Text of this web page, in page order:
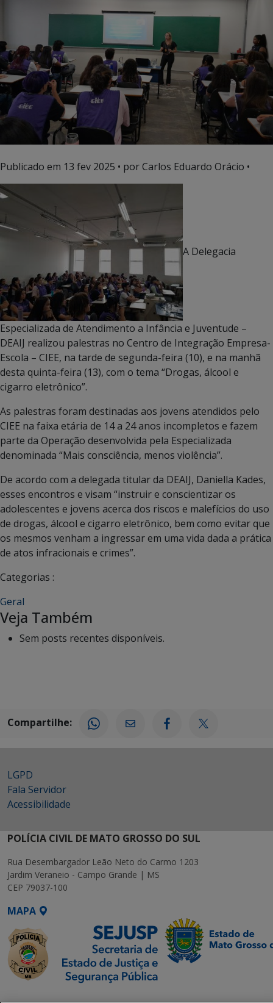
Publicado em 13 fev 2025 • por Carlos Eduardo Orácio •
A Delegacia
Especializada de Atendimento a Infância e Juventude –
DEAIJ realizou palestras no Centro de Integração Empresa-
Escola – CIEE, na tarde de segunda-feira (10), e na manhã
desta quinta-feira (13), com o tema “Drogas, álcool e
cigarro eletrônico”.
As palestras foram destinadas aos jovens atendidos pelo
CIEE na faixa etária de 14 a 24 anos incompletos e fazem
parte da Operação desenvolvida pela Especializada
denominada “Mais consciência, menos violência”.
De acordo com a delegada titular da DEAIJ, Daniella Kades,
esses encontros e visam “instruir e conscientizar os
adolescentes e jovens acerca dos riscos e malefícios do uso
de drogas, álcool e cigarro eletrônico, bem como evitar que
os mesmos venham a ingressar em uma vida dada a prática
de atos infracionais e crimes”.
Categorias :
Geral
Veja Também
Sem posts recentes disponíveis.
Compartilhe:
LGPD
Fala Servidor
Acessibilidade
POLÍCIA CIVIL DE MATO GROSSO DO SUL
Rua Desembargador Leão Neto do Carmo 1203
Jardim Veraneio - Campo Grande | MS
CEP 79037-100
MAPA